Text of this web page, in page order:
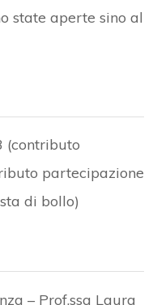
state aperte sino al
(contributo
partecipazione
di bollo)
– Prof.ssa Laura